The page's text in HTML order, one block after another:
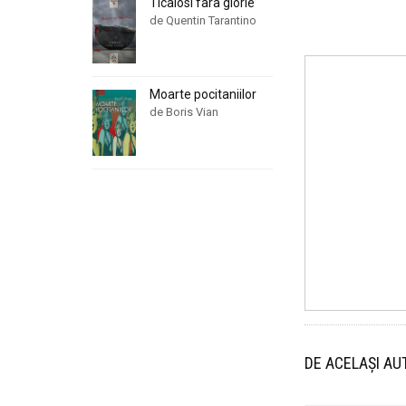
DE ACELAȘI
de Quentin Tarantino
Moarte pocitaniilor
de Boris Vian